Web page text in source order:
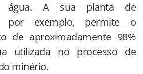
água. A sua planta de
por exemplo, permite o
de aproximadamente 98%
utilizada no processo de
minério.